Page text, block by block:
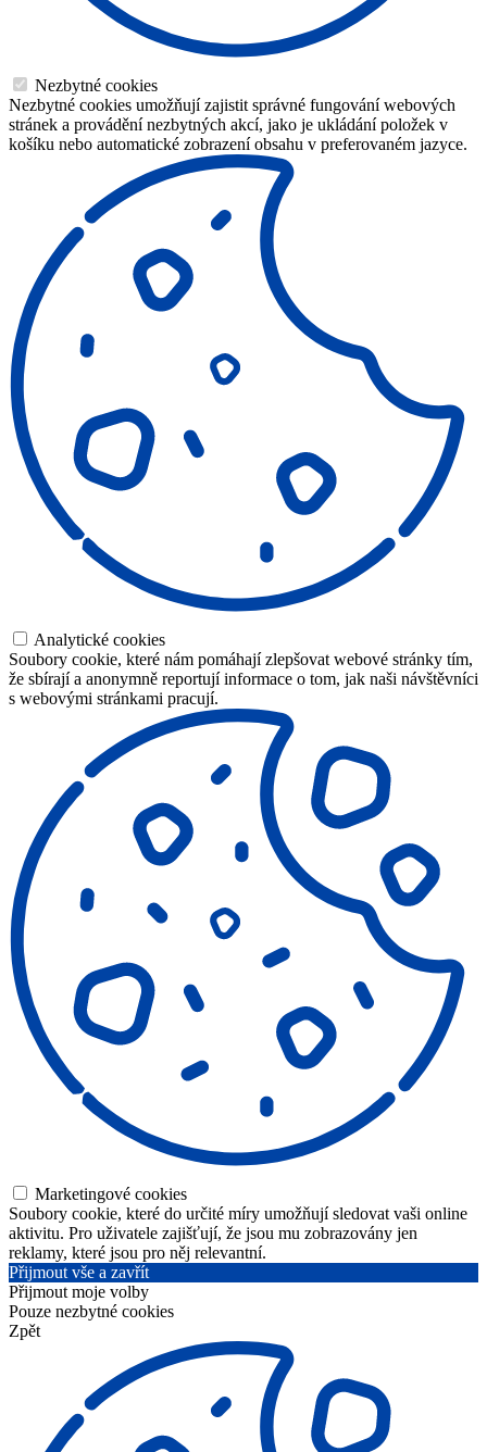
Nezbytné cookies
Nezbytné cookies umožňují zajistit správné fungování webových
stránek a provádění nezbytných akcí, jako je ukládání položek v
košíku nebo automatické zobrazení obsahu v preferovaném jazyce.
Analytické cookies
Soubory cookie, které nám pomáhají zlepšovat webové stránky tím,
že sbírají a anonymně reportují informace o tom, jak naši návštěvníci
s webovými stránkami pracují.
Marketingové cookies
Soubory cookie, které do určité míry umožňují sledovat vaši online
aktivitu. Pro uživatele zajišťují, že jsou mu zobrazovány jen
reklamy, které jsou pro něj relevantní.
Přijmout vše a zavřít
Přijmout moje volby
Pouze nezbytné cookies
Zpět